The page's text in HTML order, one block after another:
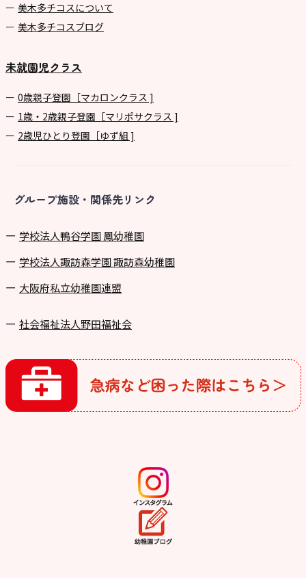
美⽊多チコスについて
美⽊多チコスブログ
未就園児クラス
0歳親子登園［マカロンクラス ]
1歳・2歳親子登園［マリポサクラス ]
2歳児ひとり登園［ゆず組 ]
グループ施設・関係先リンク
学校法⼈鴨⾕学園 鳳幼稚園
学校法⼈諏訪森学園 諏訪森幼稚園
⼤阪府私⽴幼稚園連盟
社会福祉法人野田福祉会